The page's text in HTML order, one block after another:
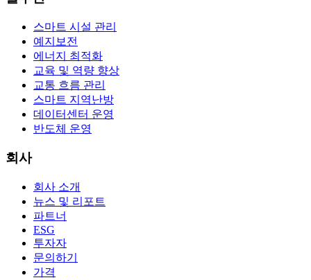
스마트 시설 관리
예지보전
에너지 최적화
교육 및 역량 향상
교통 흐름 관리
스마트 지역난방
데이터센터 운영
반도체 운영
회사
회사 소개
뉴스 및 리포트
파트너
ESG
투자자
문의하기
가격